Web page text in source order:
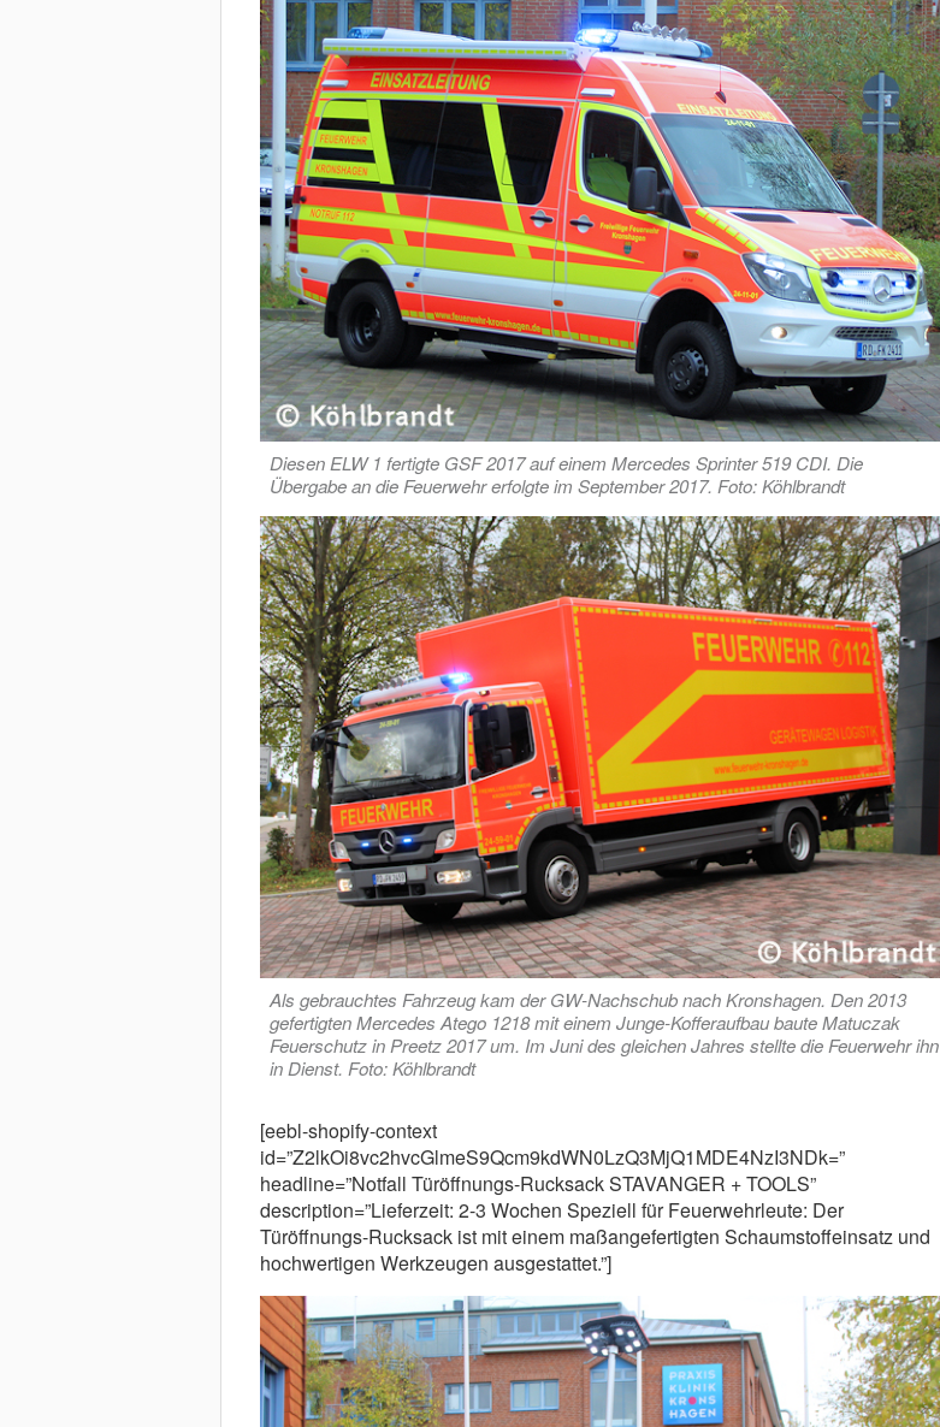
Diesen ELW 1 fertigte GSF 2017 auf einem Mercedes Sprinter 519 CDI. Die
Übergabe an die Feuerwehr erfolgte im September 2017. Foto: Köhlbrandt
Als gebrauchtes Fahrzeug kam der GW-Nachschub nach Kronshagen. Den 2013
gefertigten Mercedes Atego 1218 mit einem Junge-Kofferaufbau baute Matuczak
Feuerschutz in Preetz 2017 um. Im Juni des gleichen Jahres stellte die Feuerwehr ihn
in Dienst. Foto: Köhlbrandt
[eebl-shopify-context
id=”Z2lkOi8vc2hvcGlmeS9Qcm9kdWN0LzQ3MjQ1MDE4NzI3NDk=”
headline=”Notfall Türöffnungs-Rucksack STAVANGER + TOOLS”
description=”Lieferzeit: 2-3 Wochen Speziell für Feuerwehrleute: Der
Türöffnungs-Rucksack ist mit einem maßangefertigten Schaumstoffeinsatz und
hochwertigen Werkzeugen ausgestattet.”]